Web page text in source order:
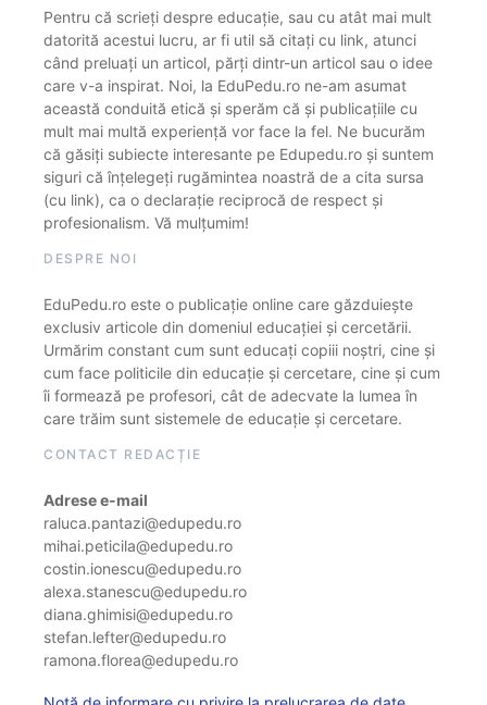
Pentru că scrieți despre educație, sau cu atât mai mult
datorită acestui lucru, ar fi util să citați cu link, atunci
când preluați un articol, părți dintr-un articol sau o idee
care v-a inspirat. Noi, la EduPedu.ro ne-am asumat
această conduită etică și sperăm că și publicațiile cu
mult mai multă experiență vor face la fel. Ne bucurăm
că găsiți subiecte interesante pe Edupedu.ro și suntem
siguri că înțelegeți rugămintea noastră de a cita sursa
(cu link), ca o declarație reciprocă de respect și
profesionalism. Vă mulțumim!
DESPRE NOI
EduPedu.ro este o publicație online care găzduiește
exclusiv articole din domeniul educației și cercetării.
Urmărim constant cum sunt educați copiii noștri, cine și
cum face politicile din educație și cercetare, cine și cum
îi formează pe profesori, cât de adecvate la lumea în
care trăim sunt sistemele de educație și cercetare.
CONTACT REDACȚIE
Adrese e-mail
raluca.pantazi@edupedu.ro
mihai.peticila@edupedu.ro
costin.ionescu@edupedu.ro
alexa.stanescu@edupedu.ro
diana.ghimisi@edupedu.ro
stefan.lefter@edupedu.ro
ramona.florea@edupedu.ro